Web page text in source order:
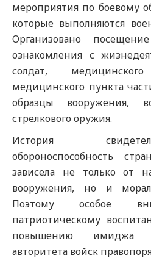
мероприятия по боевому
которые выполняются
Организовано
ознакомления с
солдат,
медицинского пункта
образцы вооружения,
стрелкового оружия.
История
обороноспособность
зависела не только от
вооружения, но и
Поэтому особое
патриотическому
повышению имиджа
авторитета войск